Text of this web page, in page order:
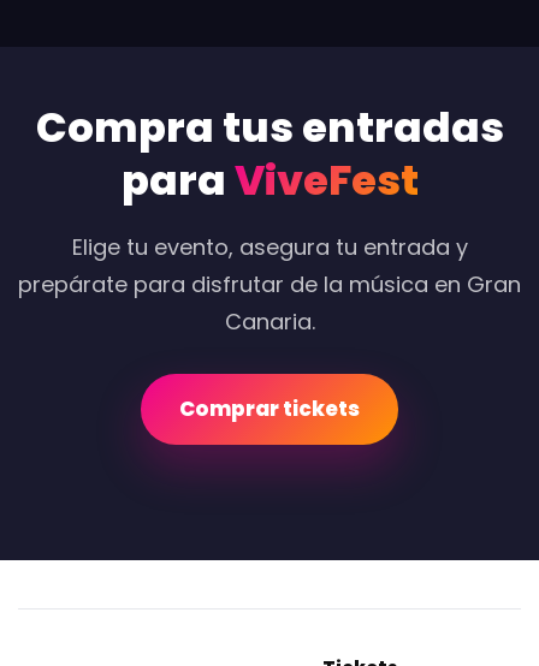
Compra tus entradas
paraViveFest
Elige tu evento, asegura tu entrada y
prepárate para disfrutar de la música en Gran
Canaria.
Comprar tickets